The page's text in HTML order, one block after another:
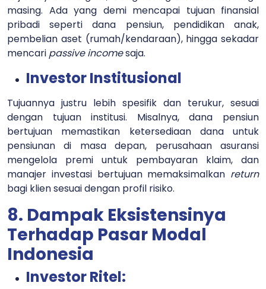
masing. Ada yang demi mencapai tujuan finansial
pribadi seperti dana pensiun, pendidikan anak,
pembelian aset (rumah/kendaraan), hingga sekadar
mencari passive incomesaja.
Investor Institusional
Tujuannya justru lebih spesifik dan terukur, sesuai
dengan tujuan institusi. Misalnya, dana pensiun
bertujuan memastikan ketersediaan dana untuk
pensiunan di masa depan, perusahaan asuransi
mengelola premi untuk pembayaran klaim, dan
manajer investasi bertujuan memaksimalkan return
bagi klien sesuai dengan profil risiko.
8. Dampak Eksistensinya
Terhadap Pasar Modal
Indonesia
Investor Ritel: